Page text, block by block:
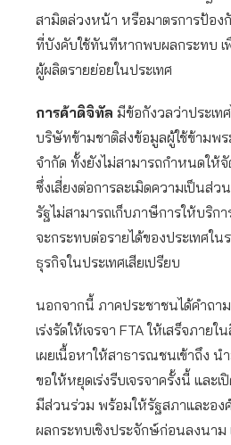
สามิตล่วงหน้า หรือมาตรการป้อง
ที่บังคับใช้ทันทีหากพบผลกระทบ
ผู้ผลิตรายย่อยในประเทศ
การค้าดิจิทัล มีข้อกังวลว่าประเท
บริษัทข้ามชาติส่งข้อมูลผู้ใช้ข้ามพร
จำกัด ทั้งยังไม่สามารถกำหนดให้จั
ซึ่งเสี่ยงต่อการละเมิดความเป็นส่
รัฐไม่สามารถเก็บภาษีการให้บริก
จะกระทบต่อรายได้ของประเทศใน
ธุรกิจในประเทศเสียเปรียบ
นอกจากนี้ ภาคประชาชนได้คำถา
เร่งรัดให้เจรจา FTA ให้เสร็จภาย
เผยเนื้อหาให้สาธารณชนเข้าถึง
ขอให้หยุดเร่งรีบเจรจาครั้งนี้ และ
มีส่วนร่วม พร้อมให้รัฐสภาและอง
ผลกระทบเชิงประจักษ์ก่อนลงนา